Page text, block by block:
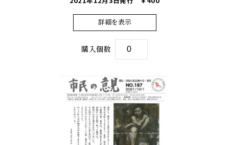
詳細を表示
購入個数